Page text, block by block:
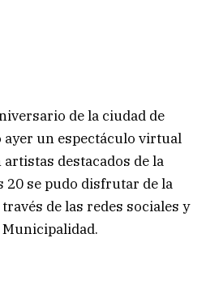
de la ciudad de
ayer un espectáculo virtual
destacados de la
20 se pudo disfrutar de la
de las redes sociales y